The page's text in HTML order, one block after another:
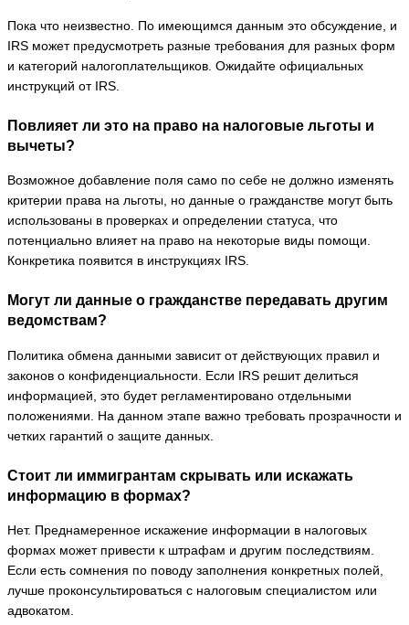
Пока что неизвестно. По имеющимся данным это обсуждение, и
IRS может предусмотреть разные требования для разных форм
и категорий налогоплательщиков. Ожидайте официальных
инструкций от IRS.
Повлияет ли это на право на налоговые льготы и
вычеты?
Возможное добавление поля само по себе не должно изменять
критерии права на льготы, но данные о гражданстве могут быть
использованы в проверках и определении статуса, что
потенциально влияет на право на некоторые виды помощи.
Конкретика появится в инструкциях IRS.
Могут ли данные о гражданстве передавать другим
ведомствам?
Политика обмена данными зависит от действующих правил и
законов о конфиденциальности. Если IRS решит делиться
информацией, это будет регламентировано отдельными
положениями. На данном этапе важно требовать прозрачности и
четких гарантий о защите данных.
Стоит ли иммигрантам скрывать или искажать
информацию в формах?
Нет. Преднамеренное искажение информации в налоговых
формах может привести к штрафам и другим последствиям.
Если есть сомнения по поводу заполнения конкретных полей,
лучше проконсультироваться с налоговым специалистом или
адвокатом.